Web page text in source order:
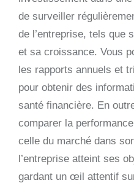
de surveiller
de l’entreprise, tels que
et sa croissance. Vous
les rapports annuels et
pour obtenir des
santé financière. En
comparer la
celle du marché dans
l’entreprise atteint ses
gardant un œil attentif